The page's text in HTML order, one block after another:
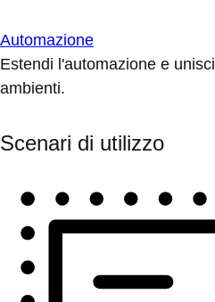
Automazione
Estendi l'automazione e
ambienti.
Scenari di utilizzo